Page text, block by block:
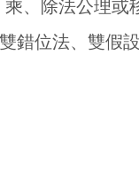
、除法公理
錯位法、雙假